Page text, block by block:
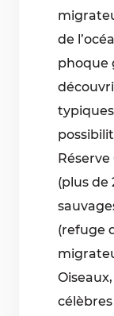
de
phoque
(plus de
(refuge